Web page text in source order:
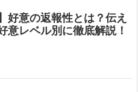
好意の返報性とは？伝え
意レベル別に徹底解説！